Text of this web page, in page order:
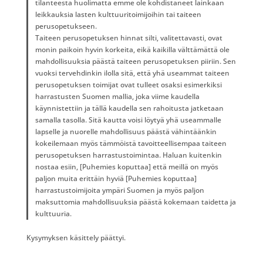
tilanteesta huolimatta emme ole kohdistaneet lainkaan
leikkauksia lasten kulttuuritoimijoihin tai taiteen
perusopetukseen.
Taiteen perusopetuksen hinnat silti, valitettavasti, ovat
monin paikoin hyvin korkeita, eikä kaikilla välttämättä ole
mahdollisuuksia päästä taiteen perusopetuksen piiriin. Sen
vuoksi tervehdinkin ilolla sitä, että yhä useammat taiteen
perusopetuksen toimijat ovat tulleet osaksi esimerkiksi
harrastusten Suomen mallia, joka viime kaudella
käynnistettiin ja tällä kaudella sen rahoitusta jatketaan
samalla tasolla. Sitä kautta voisi löytyä yhä useammalle
lapselle ja nuorelle mahdollisuus päästä vähintäänkin
kokeilemaan myös tämmöistä tavoitteellisempaa taiteen
perusopetuksen harrastustoimintaa. Haluan kuitenkin
nostaa esiin, [Puhemies koputtaa] että meillä on myös
paljon muita erittäin hyviä [Puhemies koputtaa]
harrastustoimijoita ympäri Suomen ja myös paljon
maksuttomia mahdollisuuksia päästä kokemaan taidetta ja
kulttuuria.
Kysymyksen käsittely päättyi.